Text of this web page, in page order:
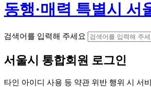
동행·매력 특별시 서
검색어를 입력해 주세요
서울시 통합회원 로그인
타인 아이디 사용 등 약관 위반 행위 시 서